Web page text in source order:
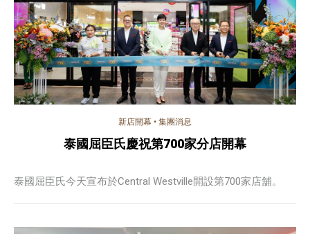
新店開幕 • 集團消息
泰國屈臣氏慶祝第700家分店開幕
泰國屈臣氏今天宣布於Central Westville開設第700家店舖。